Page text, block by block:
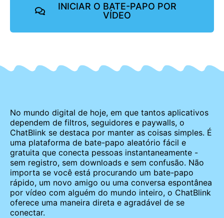
INICIAR O BATE-PAPO POR
VÍDEO
No mundo digital de hoje, em que tantos aplicativos
dependem de filtros, seguidores e paywalls, o
ChatBlink se destaca por manter as coisas simples. É
uma plataforma de bate-papo aleatório fácil e
gratuita que conecta pessoas instantaneamente -
sem registro, sem downloads e sem confusão. Não
importa se você está procurando um bate-papo
rápido, um novo amigo ou uma conversa espontânea
por vídeo com alguém do mundo inteiro, o ChatBlink
oferece uma maneira direta e agradável de se
conectar.